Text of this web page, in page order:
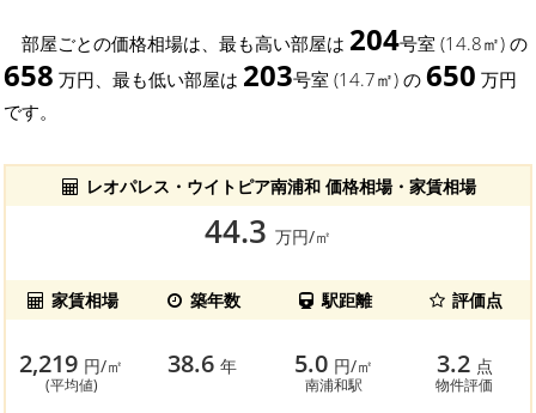
部屋ごとの価格相場は、最も高い部屋は 204号室 (14.8㎡) の
658 万円、最も低い部屋は 203号室 (14.7㎡) の 650 万円
です。
レオパレス・ウイトピア南浦和 価格相場・家賃相場
44.3 万円/㎡
家賃相場 築年数 駅距離 評価点
2,219 円/㎡
(平均値)
38.6年 5.0 円/㎡
南浦和駅
3.2 点
物件評価